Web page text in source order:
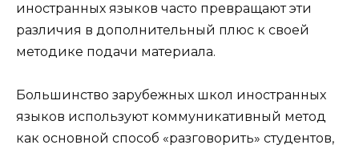
иностранных языков часто превращают эти
различия в дополнительный плюс к своей
методике подачи материала.
Большинство зарубежных школ иностранных
языков используют коммуникативный метод
как основной способ «разговорить» студентов,